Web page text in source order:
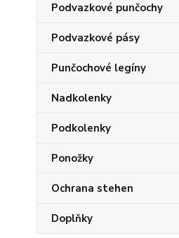
Podvazkové punčochy
Podvazkové pásy
Punčochové legíny
Nadkolenky
Podkolenky
Ponožky
Ochrana stehen
Doplňky